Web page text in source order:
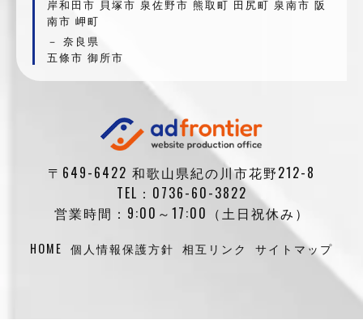
〒649-6422 和歌山県紀の川市花野212-8
TEL：0736-60-3822
営業時間：9:00～17:00（土日祝休み）
HOME 個人情報保護方針 相互リンク サイトマップ
岸和田市 貝塚市 泉佐野市 熊取町 田尻町 泉南市 阪
南市 岬町
奈良県
五條市 御所市